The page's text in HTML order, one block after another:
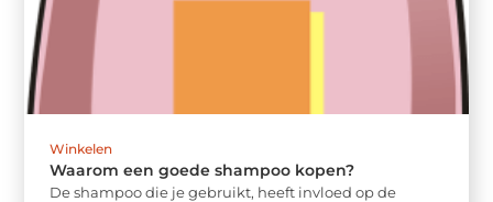
Winkelen
Waarom een goede shampoo kopen?
De shampoo die je gebruikt, heeft invloed op de